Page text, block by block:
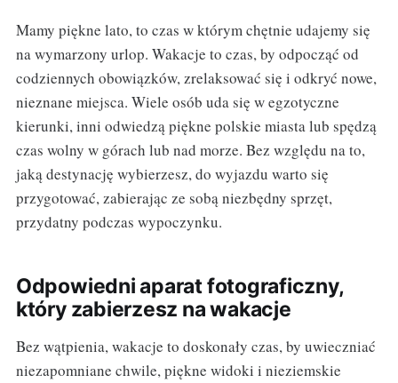
Mamy piękne lato, to czas w którym chętnie udajemy się
na wymarzony urlop. Wakacje to czas, by odpocząć od
codziennych obowiązków, zrelaksować się i odkryć nowe,
nieznane miejsca. Wiele osób uda się w egzotyczne
kierunki, inni odwiedzą piękne polskie miasta lub spędzą
czas wolny w górach lub nad morze. Bez względu na to,
jaką destynację wybierzesz, do wyjazdu warto się
przygotować, zabierając ze sobą niezbędny sprzęt,
przydatny podczas wypoczynku.
Odpowiedni aparat fotograficzny,
który zabierzesz na wakacje
Bez wątpienia, wakacje to doskonały czas, by uwieczniać
niezapomniane chwile, piękne widoki i nieziemskie